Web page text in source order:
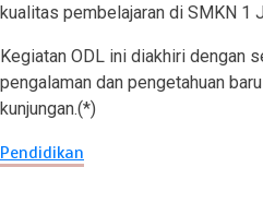
kualitas pembelajaran di SMKN 1
Kegiatan ODL ini diakhiri dengan
pengalaman dan pengetahuan
kunjungan.(*)
Pendidikan